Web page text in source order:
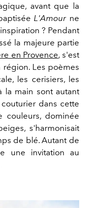
avant que la
L'Amourne
? Pendant
la majeure partie
en Provence, s'est
Les poèmes
les cerisiers, les
la main sont autant
dans cette
couleurs, dominée
s'harmonisait
de blé. Autant de
une invitation au